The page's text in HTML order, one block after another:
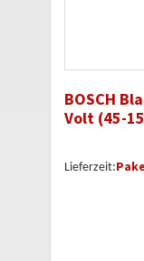
BOSCH
Volt (45-
Lieferzeit: